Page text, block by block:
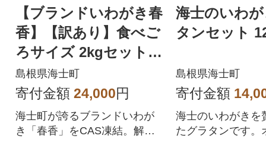
【ブランドいわがき春
香】【訳あり】食べご
ろサイズ 2kgセット
春香 牡蠣 牡蛎 いわが
き 岩牡蠣
島根県海士町
寄付金額 24,000円
海士町が誇るブランドいわが
き「春香」をCAS凍結。解凍
海士のいわ
タンセット
島根県海士町
寄付金額
海士のいわがきを
たグラタンです。